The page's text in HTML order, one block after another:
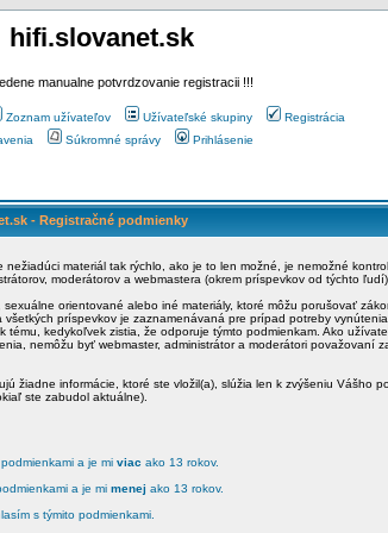
hifi.slovanet.sk
manualne potvrdzovanie registracii !!!
Zoznam užívateľov Užívateľské skupiny
Registrácia
Súkromné správy Prihlásenie
- Registračné podmienky
materiál tak rýchlo, ako je to len možné, je nemožné
moderátorov a webmastera (okrem príspevkov od týchto
orientované alebo iné materiály, ktoré môžu porušovať
príspevkov je zaznamenávaná pre prípad potreby
kedykoľvek zistia, že odporuje týmto podmienkam. Ako
nemôžu byť webmaster, administrátor a moderátori považovaní
žiadne informácie, ktoré ste vložil(a), slúžia len k zvýšeniu Vášho
ste zabudol aktuálne).
a je mi viac ako 13 rokov.
a je mi menej ako 13 rokov.
s týmito podmienkami.